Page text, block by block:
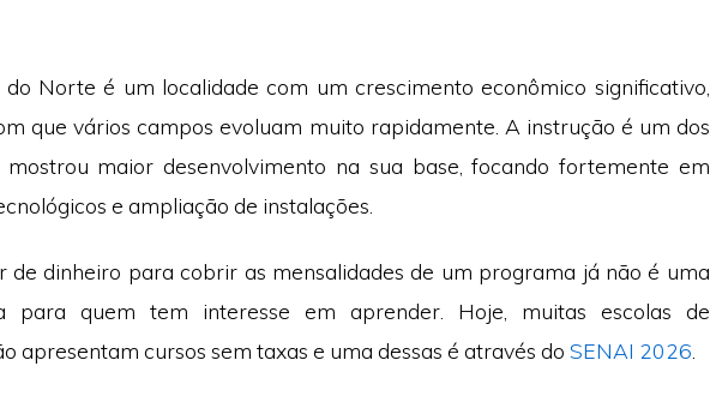
Norte é um localidade com um crescimento econômico significativo,
que vários campos evoluam muito rapidamente. A instrução é um dos
mostrou maior desenvolvimento na sua base, focando fortemente em
e ampliação de instalações.
de dinheiro para cobrir as mensalidades de um programa já não é uma
para quem tem interesse em aprender. Hoje, muitas escolas de
apresentam cursos sem taxas e uma dessas é através doSENAI 2026